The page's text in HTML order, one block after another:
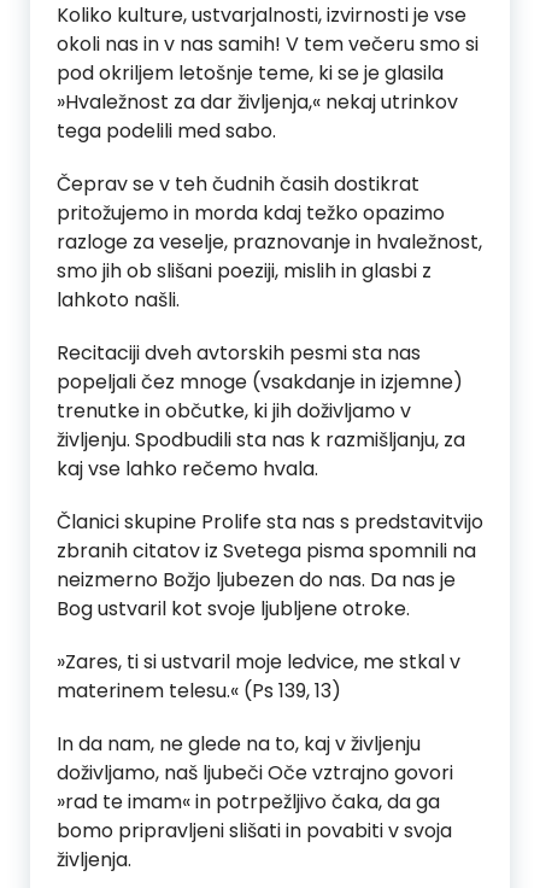
Koliko kulture, ustvarjalnosti, izvirnosti je vse
okoli nas in v nas samih! V tem večeru smo si
pod okriljem letošnje teme, ki se je glasila
»Hvaležnost za dar življenja,« nekaj utrinkov
tega podelili med sabo.
Čeprav se v teh čudnih časih dostikrat
pritožujemo in morda kdaj težko opazimo
razloge za veselje, praznovanje in hvaležnost,
smo jih ob slišani poeziji, mislih in glasbi z
lahkoto našli.
Recitaciji dveh avtorskih pesmi sta nas
popeljali čez mnoge (vsakdanje in izjemne)
trenutke in občutke, ki jih doživljamo v
življenju. Spodbudili sta nas k razmišljanju, za
kaj vse lahko rečemo hvala.
Članici skupine Prolife sta nas s predstavitvijo
zbranih citatov iz Svetega pisma spomnili na
neizmerno Božjo ljubezen do nas. Da nas je
Bog ustvaril kot svoje ljubljene otroke.
»Zares, ti si ustvaril moje ledvice, me stkal v
materinem telesu.« (Ps 139, 13)
In da nam, ne glede na to, kaj v življenju
doživljamo, naš ljubeči Oče vztrajno govori
»rad te imam« in potrpežljivo čaka, da ga
bomo pripravljeni slišati in povabiti v svoja
življenja.